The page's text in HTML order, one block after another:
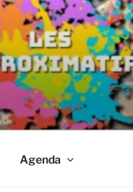
Agenda